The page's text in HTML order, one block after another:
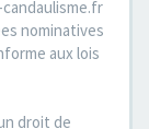
nominatives
aux lois
droit de